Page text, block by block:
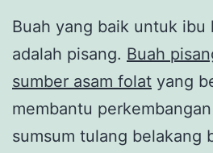
Buah yang baik untuk ibu
adalah pisang. Buah
sumber asam folat yang
membantu
sumsum tulang belakang